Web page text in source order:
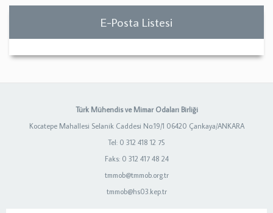
E-Posta Listesi
Türk Mühendis ve Mimar Odaları Birliği
Kocatepe Mahallesi Selanik Caddesi No:19/1 06420 Çankaya/ANKARA
Tel: 0 312 418 12 75
Faks: 0 312 417 48 24
tmmob@tmmob.org.tr
tmmob@hs03.kep.tr